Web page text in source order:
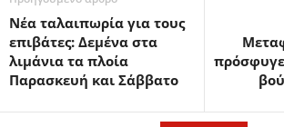
Νέα ταλαιπωρία για τους
επιβάτες: Δεμένα στα
λιμάνια τα πλοία
Παρασκευή και Σάββατο